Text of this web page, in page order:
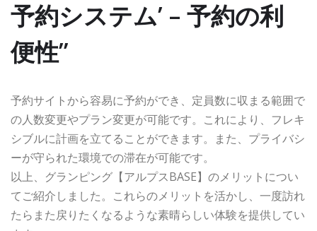
予約システム’ – 予約の利
便性”
予約サイトから容易に予約ができ、定員数に収まる範囲で
の人数変更やプラン変更が可能です。これにより、フレキ
シブルに計画を立てることができます。また、プライバシ
ーが守られた環境での滞在が可能です。
以上、グランピング【アルプスBASE】のメリットについ
てご紹介しました。これらのメリットを活かし、一度訪れ
たらまた戻りたくなるような素晴らしい体験を提供してい